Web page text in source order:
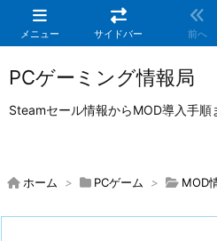
メニュー サイドバー 前へ
PCゲーミング情報局
Steamセール情報からMOD導入手順
ホーム > PCゲーム > MOD